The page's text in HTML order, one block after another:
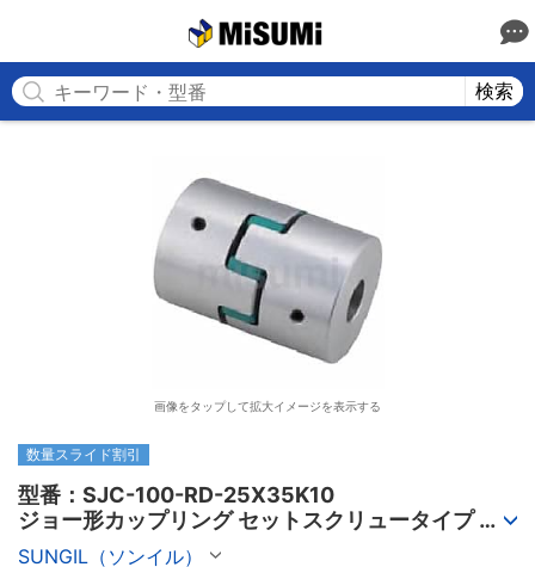
検索
画像をタップして拡大イメージを表示する
数量スライド割引
型番：SJC-100-RD-25X35K10
ジョー形カップリング セットスクリュータイプ
SJCシリーズ
SUNGIL（ソンイル）